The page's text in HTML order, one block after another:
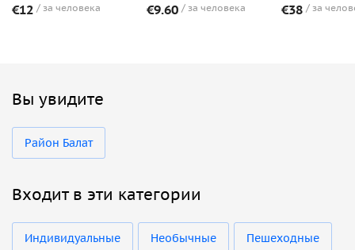
€12 за человека €9.60 за человека €38 за
Вы увидите
Район Балат
Входит в эти категории
Индивидуальные Необычные Пешеходные